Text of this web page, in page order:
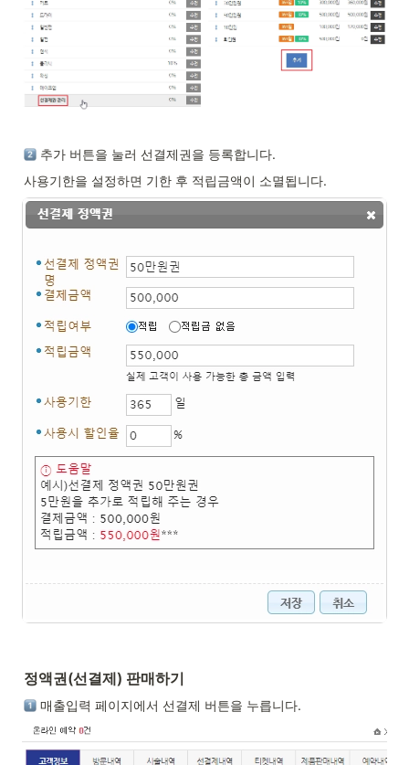
추가 버튼을 눌러 선결제권을 등록합니다.
사용기한을 설정하면 기한 후 적립금액이 소멸됩니다.
정액권(선결제) 판매하기
매출입력 페이지에서 선결제 버튼을 누릅니다.